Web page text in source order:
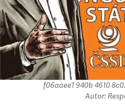
f06aaee1 940b 4610
Autor: